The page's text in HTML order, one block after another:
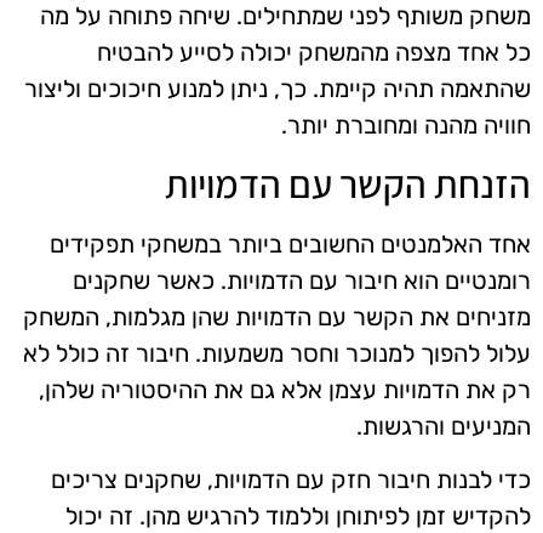
משחק משותף לפני שמתחילים. שיחה פתוחה על מה
כל אחד מצפה מהמשחק יכולה לסייע להבטיח
שהתאמה תהיה קיימת. כך, ניתן למנוע חיכוכים וליצור
חוויה מהנה ומחוברת יותר.
הזנחת הקשר עם הדמויות
אחד האלמנטים החשובים ביותר במשחקי תפקידים
רומנטיים הוא חיבור עם הדמויות. כאשר שחקנים
מזניחים את הקשר עם הדמויות שהן מגלמות, המשחק
עלול להפוך למנוכר וחסר משמעות. חיבור זה כולל לא
רק את הדמויות עצמן אלא גם את ההיסטוריה שלהן,
המניעים והרגשות.
כדי לבנות חיבור חזק עם הדמויות, שחקנים צריכים
להקדיש זמן לפיתוחן וללמוד להרגיש מהן. זה יכול